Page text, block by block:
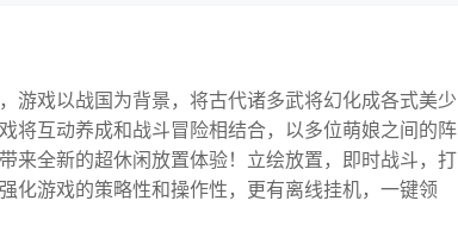
游戏以战国为背景，将古代诸多武将幻化成各式美少
将互动养成和战斗冒险相结合，以多位萌娘之间的阵
来全新的超休闲放置体验！立绘放置，即时战斗，打
化游戏的策略性和操作性，更有离线挂机，一键领